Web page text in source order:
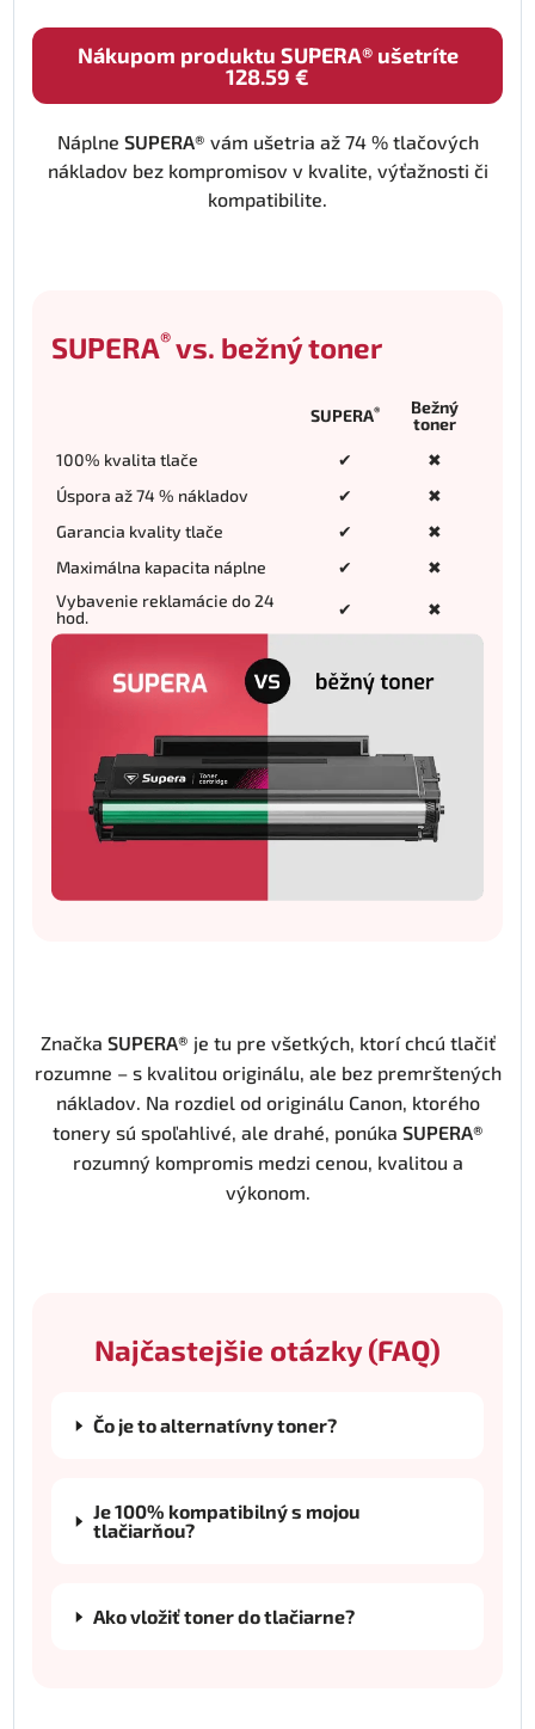
Nákupom produktu SUPERA® ušetríte
128.59 €
Náplne SUPERA® vám ušetria až 74 % tlačových
nákladov bez kompromisov v kvalite, výťažnosti či
kompatibilite.
SUPERA®vs. bežný toner
SUPERA®
Bežný
toner
100% kvalita tlače
✔
✖
Úspora až 74 % nákladov
✔
✖
Garancia kvality tlače
✔
✖
Maximálna kapacita náplne
✔
✖
Vybavenie reklamácie do 24
hod.
✔ ✖
Značka SUPERA® je tu pre všetkých, ktorí chcú tlačiť
rozumne – s kvalitou originálu, ale bez premrštených
nákladov. Na rozdiel od originálu Canon, ktorého
tonery sú spoľahlivé, ale drahé, ponúka SUPERA®
rozumný kompromis medzi cenou, kvalitou a
výkonom.
Najčastejšie otázky (FAQ)
Čo je to alternatívny toner?
Je 100% kompatibilný s mojou
tlačiarňou?
Ako vložiť toner do tlačiarne?